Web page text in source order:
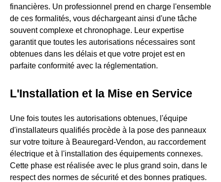
financières. Un professionnel prend en charge l'ensemble
de ces formalités, vous déchargeant ainsi d'une tâche
souvent complexe et chronophage. Leur expertise
garantit que toutes les autorisations nécessaires sont
obtenues dans les délais et que votre projet est en
parfaite conformité avec la réglementation.
L'Installation et la Mise en Service
Une fois toutes les autorisations obtenues, l'équipe
d'installateurs qualifiés procède à la pose des panneaux
sur votre toiture à Beauregard-Vendon, au raccordement
électrique et à l'installation des équipements connexes.
Cette phase est réalisée avec le plus grand soin, dans le
respect des normes de sécurité et des bonnes pratiques.